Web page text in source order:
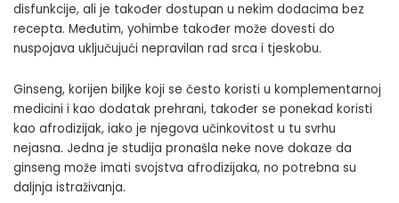
disfunkcije, ali je također dostupan u nekim dodacima bez
recepta. Međutim, yohimbe također može dovesti do
nuspojava uključujući nepravilan rad srca i tjeskobu.
Ginseng, korijen biljke koji se često koristi u komplementarnoj
medicini i kao dodatak prehrani, također se ponekad koristi
kao afrodizijak, iako je njegova učinkovitost u tu svrhu
nejasna. Jedna je studija pronašla neke nove dokaze da
ginseng može imati svojstva afrodizijaka, no potrebna su
daljnja istraživanja.